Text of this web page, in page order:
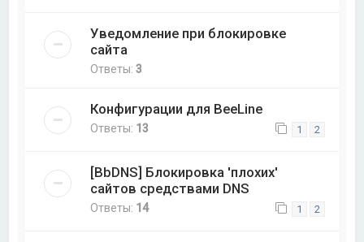
Уведомление при блокировке
сайта
Ответы:3
Конфигурации для BeeLine
Ответы: 13 1 2
[BbDNS] Блокировка 'плохих'
сайтов средствами DNS
Ответы: 14 1 2